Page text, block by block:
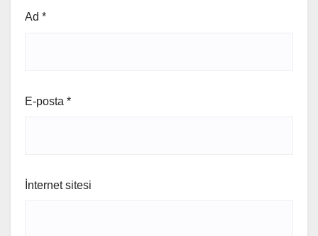
Ad *
E-posta *
İnternet sitesi